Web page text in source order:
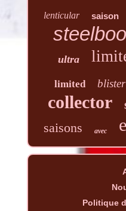
lenticular saison
ultra
limited blister
collector
saisons avec
Politique